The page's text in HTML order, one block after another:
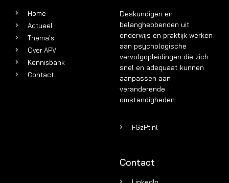
Home
Actueel
Thema's
Over APV
Kennisbank
Contact
Deskundigen en
belanghebbenden uit
onderwijs en praktijk werken
aan psychologische
vervolgopleidingen die zich
snel en adequaat kunnen
aanpassen aan
veranderende
omstandigheden.
FGzPt.nl
Contact